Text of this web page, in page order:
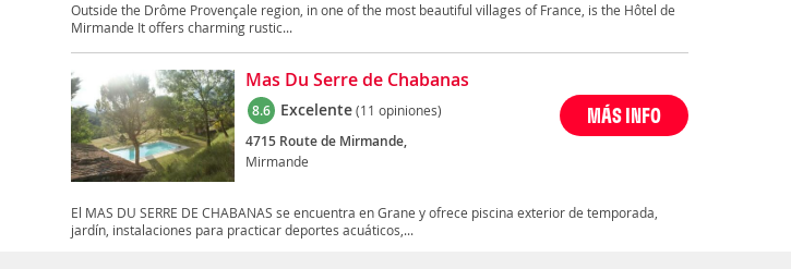
Outside the Drôme Provençale region, in one of the most beautiful villages of France, is the Hôtel de
Mirmande It offers charming rustic...
Mas Du Serre de Chabanas
8.6 Excelente(11 opiniones)
4715 Route de Mirmande,
Mirmande
MÁS INFO
El MAS DU SERRE DE CHABANAS se encuentra en Grane y ofrece piscina exterior de temporada,
jardín, instalaciones para practicar deportes acuáticos,...